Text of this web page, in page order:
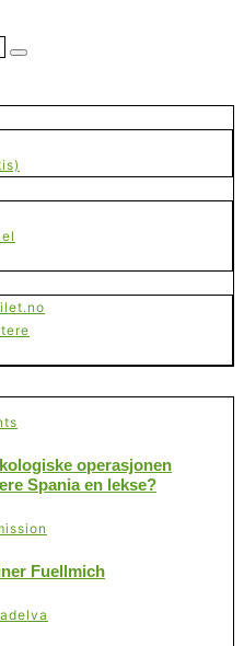
operasjonen
Spania en lekse?
Fuellmich